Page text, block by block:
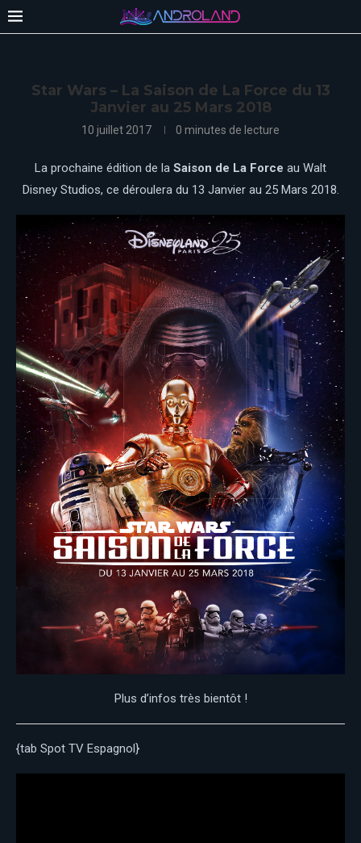
Star Wars – La Saison de La Force du 13
Janvier au 25 Mars 2018
10 juillet 2017 0 minutes de lecture
La prochaine édition de la Saison de La Force au Walt
Disney Studios, ce déroulera du 13 Janvier au 25 Mars 2018.
Plus d’infos très bientôt !
{tab Spot TV Espagnol}